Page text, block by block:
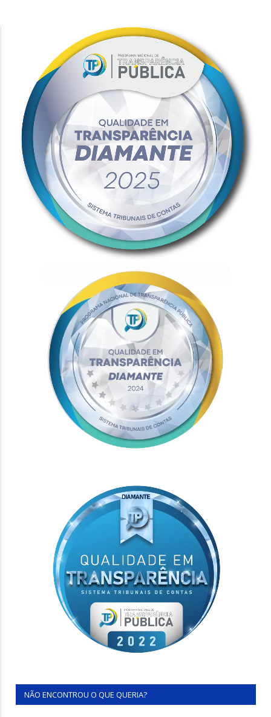
NÃO ENCONTROU O QUE QUERIA?